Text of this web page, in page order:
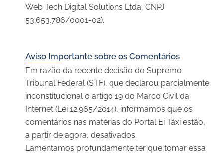
Web Tech Digital Solutions Ltda, CNPJ
53.653.786/0001-02).
Aviso Importante sobre os Comentários
Em razão da recente decisão do Supremo
Tribunal Federal (STF), que declarou parcialmente
inconstitucional o artigo 19 do Marco Civil da
Internet (Lei 12.965/2014), informamos que os
comentários nas matérias do Portal Ei Táxi estão,
a partir de agora, desativados.
Lamentamos profundamente ter que tomar essa